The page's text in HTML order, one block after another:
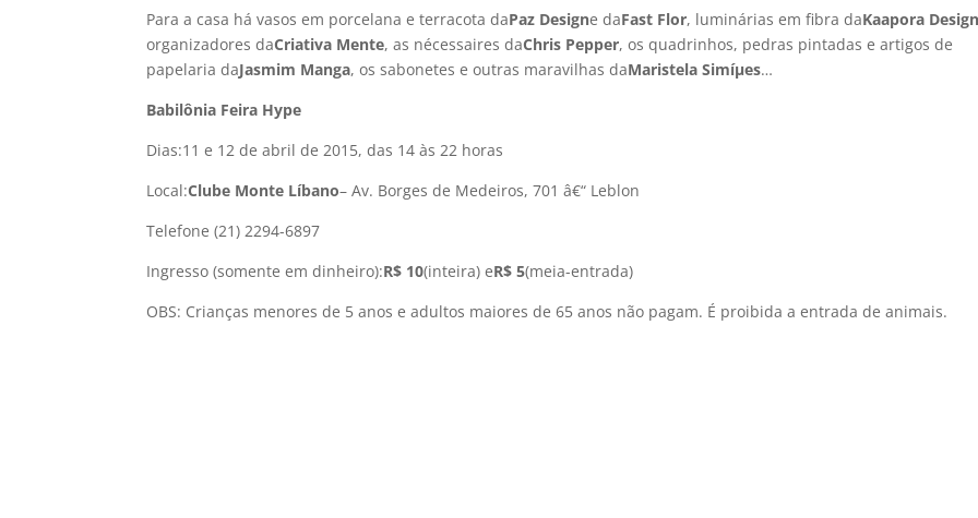
Para a casa há vasos em porcelana e terracota daPaz Designe daFast Flor, luminárias em fibra daKaapora
organizadores daCriativa Mente, as nécessaires daChris Pepper, os quadrinhos, pedras pintadas e artigos de
papelaria daJasmim Manga, os sabonetes e outras maravilhas daMaristela Simíµes…
Babilônia Feira Hype
Dias:11 e 12 de abril de 2015, das 14 às 22 horas
Local:Clube Monte Lí­bano– Av. Borges de Medeiros, 701 â€“ Leblon
Telefone (21) 2294-6897
Ingresso (somente em dinheiro):R$ 10(inteira) eR$ 5(meia-entrada)
OBS: Crianças menores de 5 anos e adultos maiores de 65 anos não pagam. É proibida a entrada de animais.